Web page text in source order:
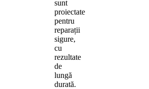
sunt
proiectate
pentru
reparații
sigure,
cu
rezultate
de
lungă
durată.